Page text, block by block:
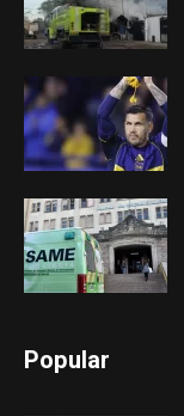
Popular